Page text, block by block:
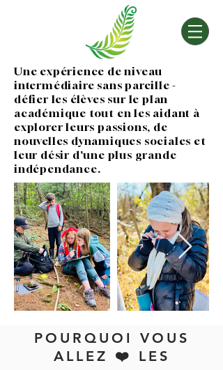
Une expérience de niveau
intermédiaire sans pareille -
défier les élèves sur le plan
académique tout en les aidant à
explorer leurs passions, de
nouvelles dynamiques sociales et
leur désir d'une plus grande
indépendance.
POURQUOI VOUS
ALLEZ ❤️ LES